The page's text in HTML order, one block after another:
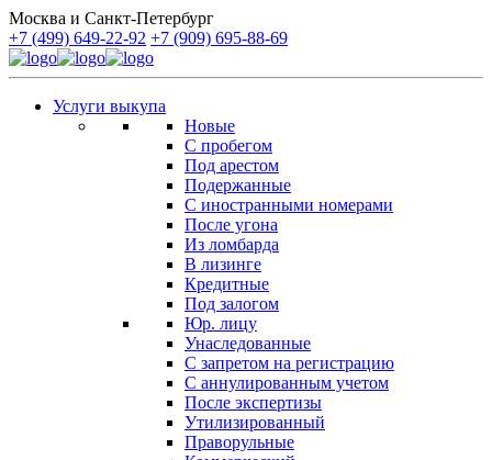
Москва и Санкт-Петербург
+7 (499) 649-22-92 +7 (909) 695-88-69
Услуги выкупа
Новые
С пробегом
Под арестом
Подержанные
С иностранными номерами
После угона
Из ломбарда
В лизинге
Кредитные
Под залогом
Юр. лицу
Унаследованные
С запретом на регистрацию
С аннулированным учетом
После экспертизы
Утилизированный
Праворульные